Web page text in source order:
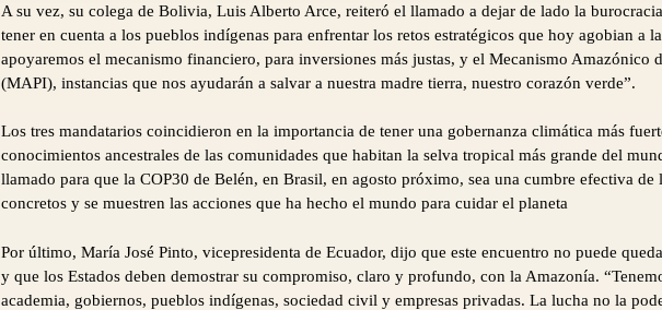
A su vez, su colega de Bolivia, Luis Alberto Arce, reiteró el llamado a dejar de lado la
tener en cuenta a los pueblos indígenas para enfrentar los retos estratégicos que hoy agobian a
apoyaremos el mecanismo financiero, para inversiones más justas, y el Mecanismo Amazónico
(MAPI), instancias que nos ayudarán a salvar a nuestra madre tierra, nuestro corazón verde”.
Los tres mandatarios coincidieron en la importancia de tener una gobernanza climática más
conocimientos ancestrales de las comunidades que habitan la selva tropical más grande del
llamado para que la COP30 de Belén, en Brasil, en agosto próximo, sea una cumbre efectiva de
concretos y se muestren las acciones que ha hecho el mundo para cuidar el planeta
Por último, María José Pinto, vicepresidenta de Ecuador, dijo que este encuentro no puede
y que los Estados deben demostrar su compromiso, claro y profundo, con la Amazonía.
academia, gobiernos, pueblos indígenas, sociedad civil y empresas privadas. La lucha no la